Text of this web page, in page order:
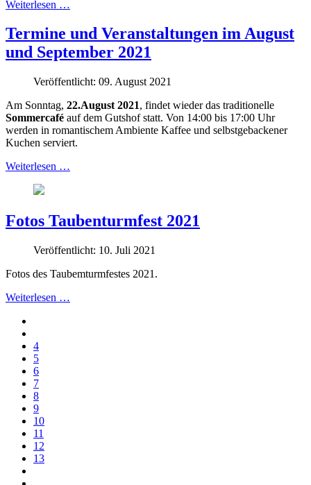
Weiterlesen …
Termine und Veranstaltungen im August
und September 2021
Veröffentlicht: 09. August 2021
Am Sonntag, 22.August 2021, findet wieder das traditionelle
Sommercafé auf dem Gutshof statt. Von 14:00 bis 17:00 Uhr
werden in romantischem Ambiente Kaffee und selbstgebackener
Kuchen serviert.
Weiterlesen …
Fotos Taubenturmfest 2021
Veröffentlicht: 10. Juli 2021
Fotos des Taubemturmfestes 2021.
Weiterlesen …
4
5
6
7
8
9
10
11
12
13